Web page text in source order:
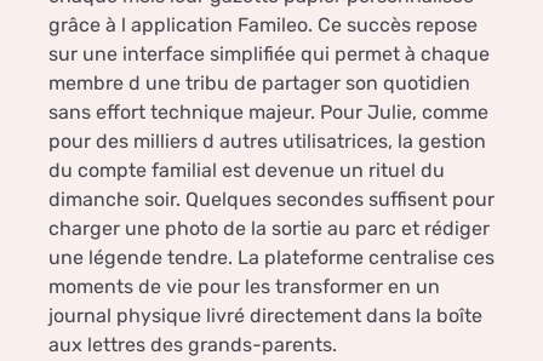
grâce à l application Famileo. Ce succès repose
sur une interface simplifiée qui permet à chaque
membre d une tribu de partager son quotidien
sans effort technique majeur. Pour Julie, comme
pour des milliers d autres utilisatrices, la gestion
du compte familial est devenue un rituel du
dimanche soir. Quelques secondes suffisent pour
charger une photo de la sortie au parc et rédiger
une légende tendre. La plateforme centralise ces
moments de vie pour les transformer en un
journal physique livré directement dans la boîte
aux lettres des grands-parents.